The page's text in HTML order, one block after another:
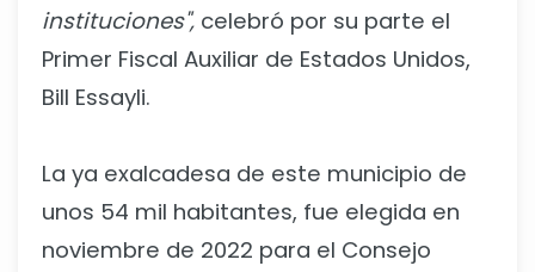
instituciones", celebró por su parte el
Primer Fiscal Auxiliar de Estados Unidos,
Bill Essayli.
La ya exalcadesa de este municipio de
unos 54 mil habitantes, fue elegida en
noviembre de 2022 para el Consejo